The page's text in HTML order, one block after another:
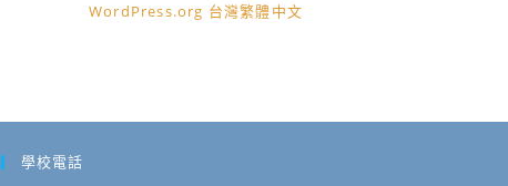
WordPress.org 台灣繁體中文
學校電話